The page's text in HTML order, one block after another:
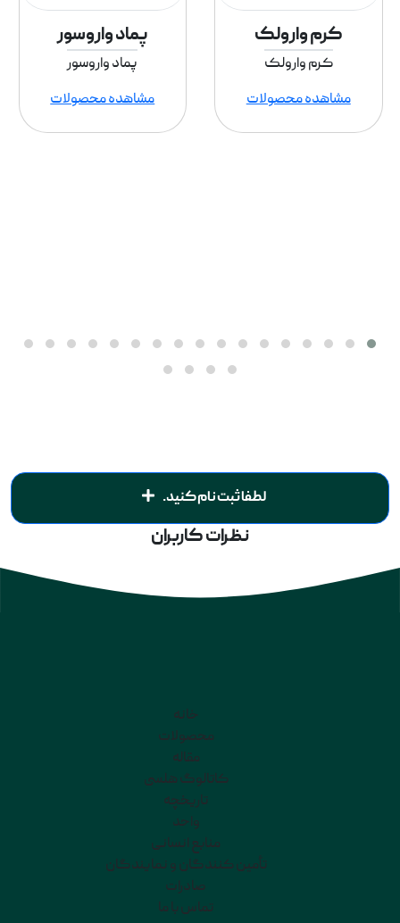
کرم وارولک
کرم وارولک
مشاهده محصولات
پماد واروسور
پماد واروسور
مشاهده محصولات
لطفا ثبت نام کنید.
نظرات کاربران
خانه
محصولات
مقاله
کاتالوگ هلسی
تاریخچه
واحد
منابع انسانی
تأمین کنندگان و نمایندگان
صادرات
تماس با ما